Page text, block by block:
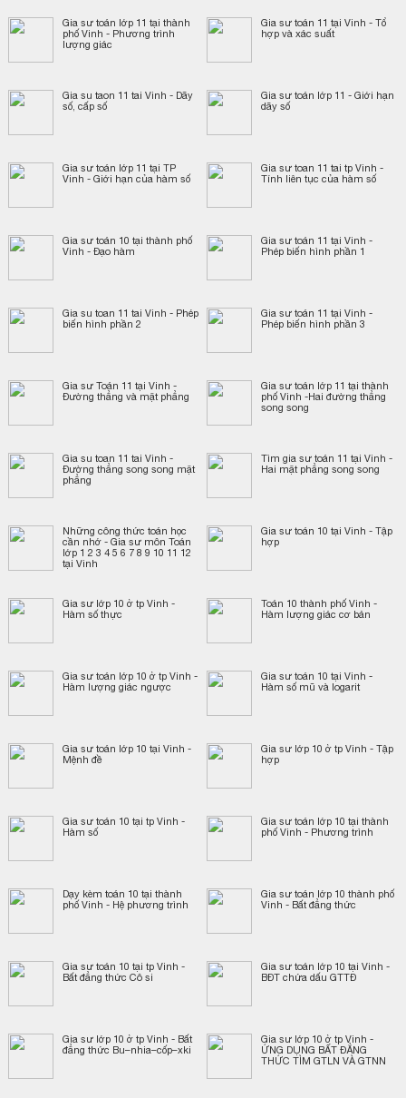
Gia sư toán lớp 11 tại thành
phố Vinh - Phương trình
lượng giác
Gia sư toán 11 tại Vinh - Tổ
hợp và xác suất
Gia su taon 11 tai Vinh - Dãy
số, cấp số
Gia sư toán lớp 11 - Giới hạn
dãy số
Gia sư toán lớp 11 tại TP
Vinh - Giới hạn của hàm số
Gia sư toan 11 tai tp Vinh -
Tính liên tục của hàm số
Gia sư toán 10 tại thành phố
Vinh - Đạo hàm
Gia sư toán 11 tại Vinh -
Phép biến hình phần 1
Gia su toan 11 tai Vinh - Phép
biến hình phần 2
Gia sư toán 11 tại Vinh -
Phép biến hình phần 3
Gia sư Toán 11 tại Vinh -
Đường thẳng và mặt phẳng
Gia sư toán lớp 11 tại thành
phố Vinh -Hai đường thẳng
song song
Gia su toan 11 tai Vinh -
Đường thẳng song song mặt
phẳng
Tìm gia sư toán 11 tại Vinh -
Hai mặt phẳng song song
Những công thức toán học
cần nhớ - Gia sư môn Toán
lớp 1 2 3 4 5 6 7 8 9 10 11 12
tại Vinh
Gia sư toán 10 tại Vinh - Tập
hợp
Gia sư lớp 10 ở tp Vinh -
Hàm số thực
Toán 10 thành phố Vinh -
Hàm lượng giác cơ bản
Gia sư toán lớp 10 ở tp Vinh -
Hàm lượng giác ngược
Gia sư toán 10 tại Vinh -
Hàm số mũ và logarit
Gia sư toán lớp 10 tại Vinh -
Mệnh đề
Gia sư lớp 10 ở tp Vinh - Tập
hợp
Gia sư toán 10 tại tp Vinh -
Hàm số
Gia sư toán lớp 10 tại thành
phố Vinh - Phương trình
Dạy kèm toán 10 tại thành
phố Vinh - Hệ phương trình
Gia sư toán lớp 10 thành phố
Vinh - Bất đẳng thức
Gia sư toán 10 tại tp Vinh -
Bất đẳng thức Cô si
Gia sư toán lớp 10 tại Vinh -
BĐT chứa dấu GTTĐ
Gia sư lớp 10 ở tp Vinh - Bất
đẳng thức Bu–nhia–cốp–xki
Gia sư lớp 10 ở tp Vinh -
ỨNG DỤNG BẤT ĐẲNG
THỨC TÌM GTLN VÀ GTNN